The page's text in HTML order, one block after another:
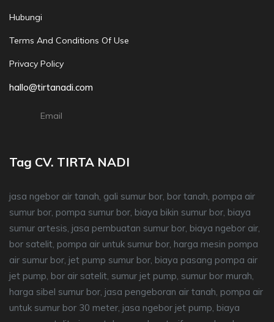
Hubungi
Terms And Conditions Of Use
Privacy Policy
hallo@tirtanadi.com
Email
Tag CV. TIRTA NADI
jasa ngebor air tanah, gali sumur bor, bor tanah, pompa air
sumur bor, pompa sumur bor, biaya bikin sumur bor, biaya
sumur artesis, jasa pembuatan sumur bor, biaya ngebor air,
bor satelit, pompa air untuk sumur bor, harga mesin pompa
air sumur bor, jet pump sumur bor, biaya pasang pompa air
jet pump, bor air satelit, sumur jet pump, sumur bor murah,
harga sibel sumur bor, jasa pengeboran air tanah, pompa air
untuk sumur bor 30 meter, jasa ngebor jet pump, biaya